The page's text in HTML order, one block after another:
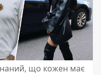
що кожен має